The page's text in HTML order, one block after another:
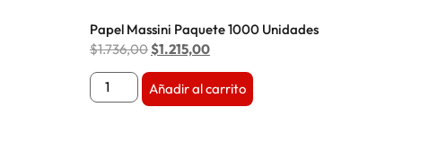
Papel Massini Paquete 1000 Unidades
$1.736,00$1.215,00
Añadir al carrito